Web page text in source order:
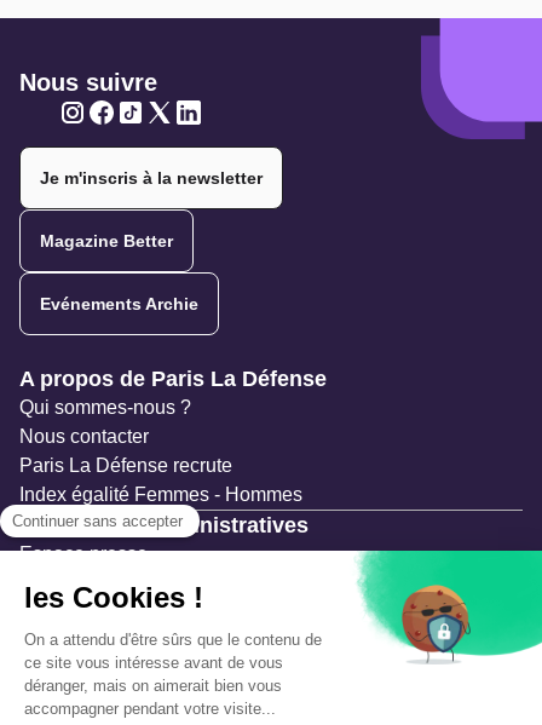
Nous suivre
Je m'inscris à la newsletter
Magazine Better
Evénements Archie
Navigation secondaire
A propos de Paris La Défense
Qui sommes-nous ?
Nous contacter
Paris La Défense recrute
Index égalité Femmes - Hommes
Ressources administratives
Espace presse
Documentation
Marchés publics
Appels à projets & avis d'attribution
Mesures de publicité
Concertations et enquêtes publiques